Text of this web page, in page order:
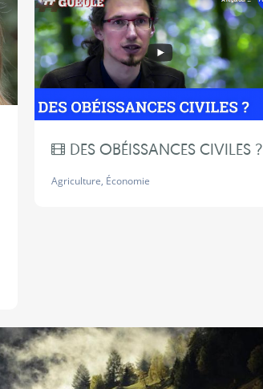
DES OBÉISSANCES CIVILES ?
Agriculture, Économie